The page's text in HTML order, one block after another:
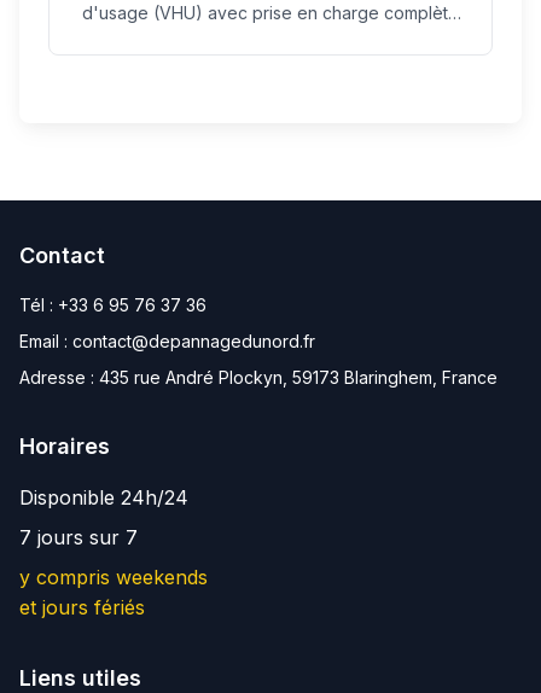
d'usage (VHU) avec prise en charge complète
Contact
Tél : +33 6 95 76 37 36
Email : contact@depannagedunord.fr
Adresse : 435 rue André Plockyn, 59173 Blaringhem, France
Horaires
Disponible 24h/24
7 jours sur 7
y compris weekends
et jours fériés
Liens utiles